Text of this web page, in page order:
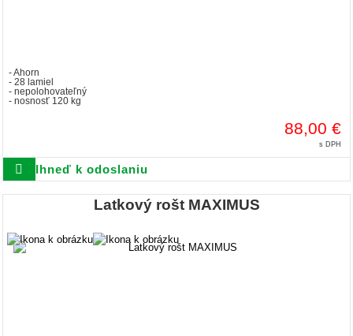
- Ahorn
- 28 lamiel
- nepolohovateľný
- nosnosť 120 kg
88,00 €
s DPH
Ihneď k odoslaniu
Latkový rošt MAXIMUS